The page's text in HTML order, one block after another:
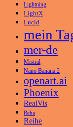
Lightning
LightX
Lucid
mein
mer-de
Mistral
Nano Banana 2
openart.ai
Phoenix
RealVis
Reha
Reihe